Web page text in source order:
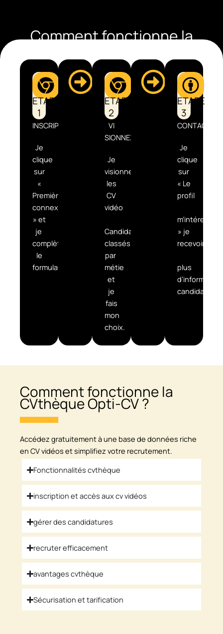
Comment fonctionne la
ETAPE
1
INSCRIPTION
Je
clique
sur
«
Première
connexion
» et
je ​
complète
le
formulaire.
ETAPE
2
VI​
SIONNEZ
Je
visionne
les
CV
vidéo
Candidat
classés
par ​
métie
et
je
fais
mon
choix.
ETAPE
3
CONTACTER
Je
clique
sur
« Le
profil
m’intéresse
» je
recevoir
plus
candidat.
Comment fonctionne la
CVthèque Opti-CV ?
Accédez gratuitement à une base de données riche
en CV vidéos et ​simplifiez votre recrutement.
Fonctionnalités cvthèque
inscription et accès aux cv vidéos
gérer des candidatures
recruter efficacement
avantages cvthèque
Sécurisation et tarification